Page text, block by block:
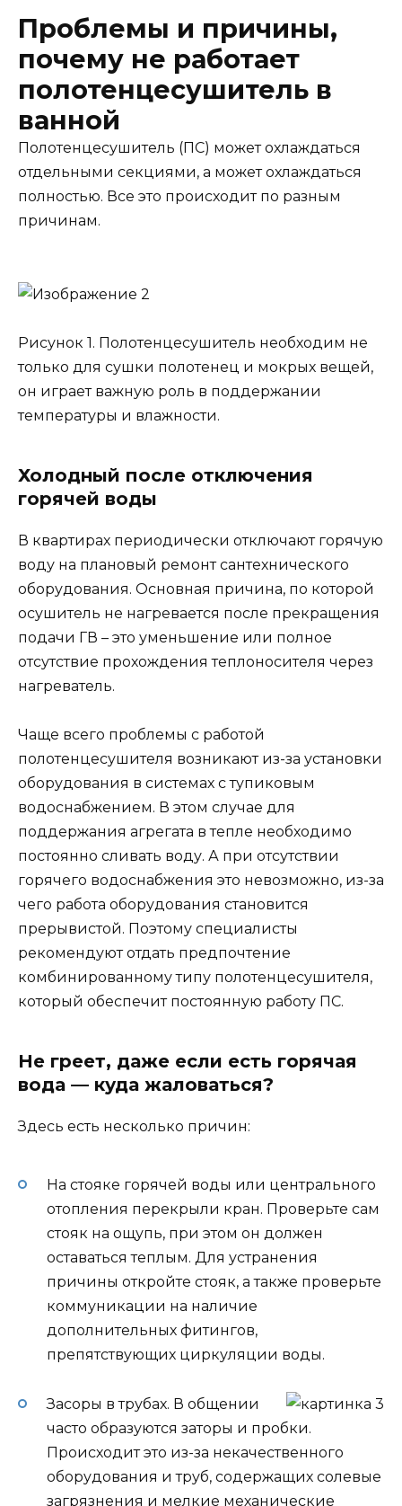
Проблемы и причины,
почему не работает
полотенцесушитель в
ванной
Полотенцесушитель (ПС) может охлаждаться
отдельными секциями, а может охлаждаться
полностью. Все это происходит по разным
причинам.
Рисунок 1. Полотенцесушитель необходим не
только для сушки полотенец и мокрых вещей,
он играет важную роль в поддержании
температуры и влажности.
Холодный после отключения
горячей воды
В квартирах периодически отключают горячую
воду на плановый ремонт сантехнического
оборудования. Основная причина, по которой
осушитель не нагревается после прекращения
подачи ГВ – это уменьшение или полное
отсутствие прохождения теплоносителя через
нагреватель.
Чаще всего проблемы с работой
полотенцесушителя возникают из-за установки
оборудования в системах с тупиковым
водоснабжением. В этом случае для
поддержания агрегата в тепле необходимо
постоянно сливать воду. А при отсутствии
горячего водоснабжения это невозможно, из-за
чего работа оборудования становится
прерывистой. Поэтому специалисты
рекомендуют отдать предпочтение
комбинированному типу полотенцесушителя,
который обеспечит постоянную работу ПС.
Не греет, даже если есть горячая
вода — куда жаловаться?
Здесь есть несколько причин:
На стояке горячей воды или центрального
отопления перекрыли кран. Проверьте сам
стояк на ощупь, при этом он должен
оставаться теплым. Для устранения
причины откройте стояк, а также проверьте
коммуникации на наличие
дополнительных фитингов,
препятствующих циркуляции воды.
Засоры в трубах. В общении
часто образуются заторы и пробки.
Происходит это из-за некачественного
оборудования и труб, содержащих солевые
загрязнения и мелкие механические